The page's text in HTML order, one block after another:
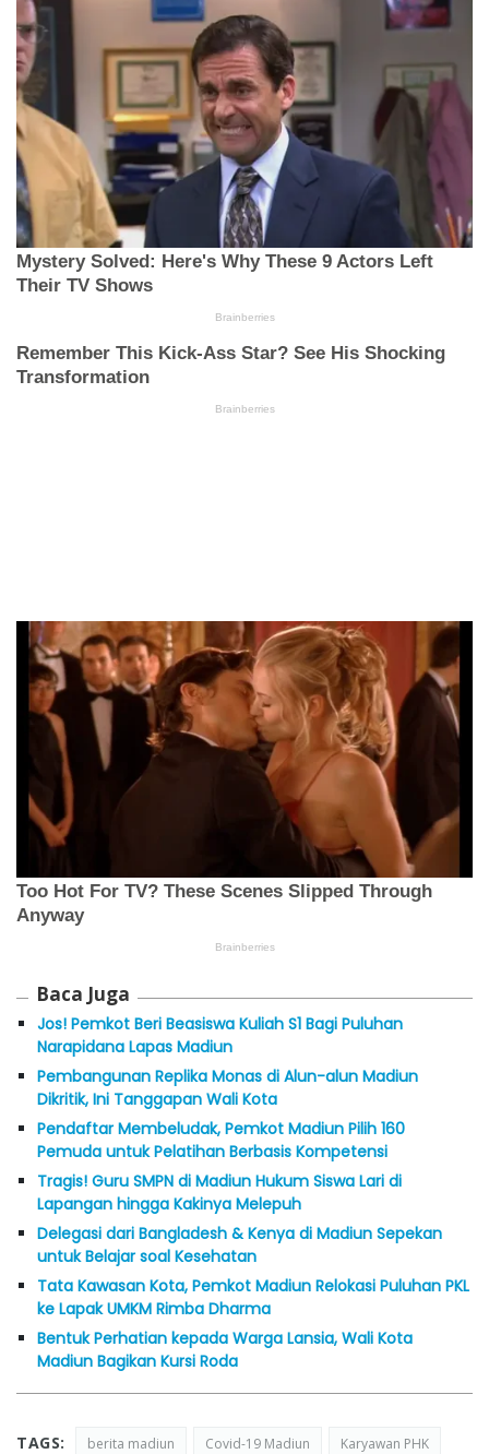
Baca Juga
Jos! Pemkot Beri Beasiswa Kuliah S1 Bagi Puluhan
Narapidana Lapas Madiun
Pembangunan Replika Monas di Alun-alun Madiun
Dikritik, Ini Tanggapan Wali Kota
Pendaftar Membeludak, Pemkot Madiun Pilih 160
Pemuda untuk Pelatihan Berbasis Kompetensi
Tragis! Guru SMPN di Madiun Hukum Siswa Lari di
Lapangan hingga Kakinya Melepuh
Delegasi dari Bangladesh & Kenya di Madiun Sepekan
untuk Belajar soal Kesehatan
Tata Kawasan Kota, Pemkot Madiun Relokasi Puluhan PKL
ke Lapak UMKM Rimba Dharma
Bentuk Perhatian kepada Warga Lansia, Wali Kota
Madiun Bagikan Kursi Roda
TAGS: berita madiun Covid-19 Madiun Karyawan PHK